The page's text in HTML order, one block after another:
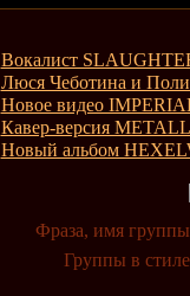
Вокалист
Люся Чеботина и
Новое видео
Кавер-версия
Новый альбом
Фраза, имя группы
Группы в стиле